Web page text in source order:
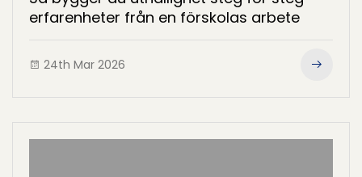
erfarenheter från en förskolas arbete
24th Mar 2026